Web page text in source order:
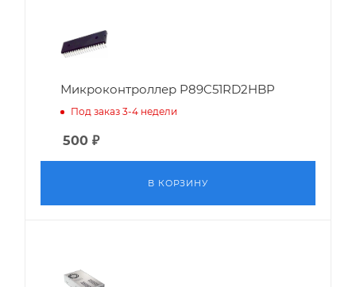
Микроконтроллер P89C51RD2HBP
Под заказ 3-4 недели
500 ₽
В КОРЗИНУ